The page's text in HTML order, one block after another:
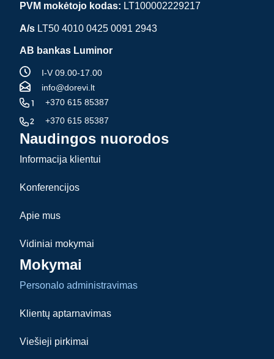
PVM mokėtojo kodas: LT100002229217
A/s LT50 4010 0425 0091 2943
AB bankas Luminor
I-V 09.00-17.00
+370 615 85387
info@dorevi.lt
+370 615 85387
Naudingos nuorodos
Informacija klientui
Konferencijos
Apie mus
Vidiniai mokymai
Mokymai
Personalo administravimas
Klientų aptarnavimas
Viešieji pirkimai